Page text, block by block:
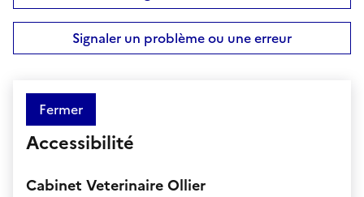
Signaler un problème ou une erreur
Fermer
Accessibilité
Cabinet Veterinaire Ollier